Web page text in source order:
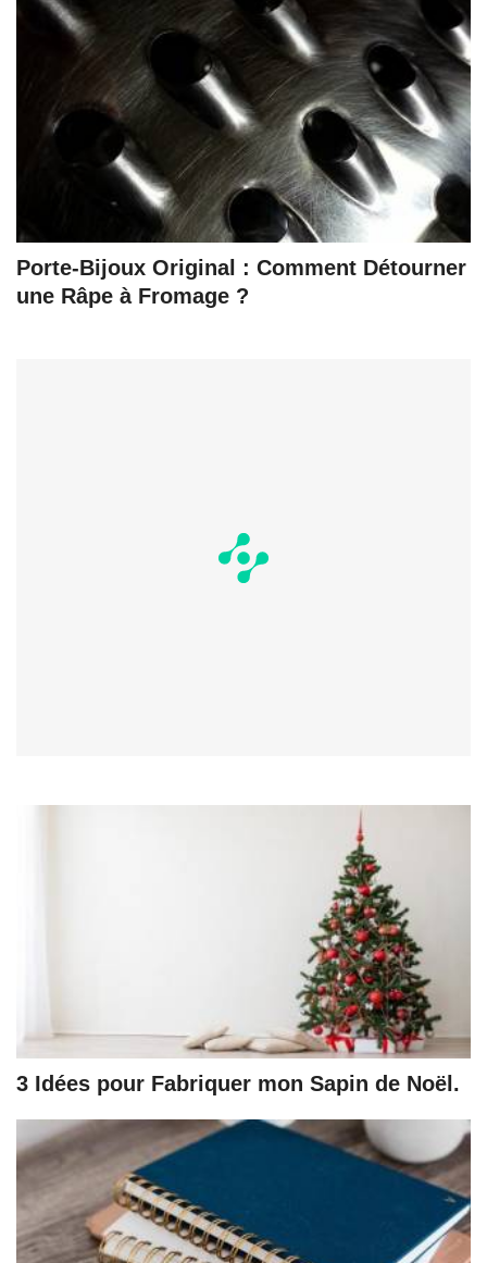
Porte-Bijoux Original : Comment Détourner
une Râpe à Fromage ?
3 Idées pour Fabriquer mon Sapin de Noël.